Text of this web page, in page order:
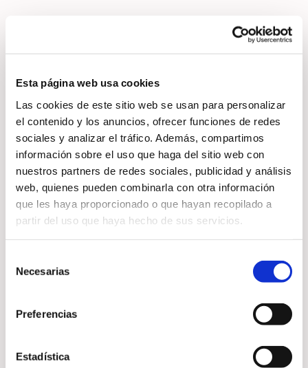
Esta página web usa cookies
Las cookies de este sitio web se usan para personalizar
el contenido y los anuncios, ofrecer funciones de redes
sociales y analizar el tráfico. Además, compartimos
información sobre el uso que haga del sitio web con
nuestros partners de redes sociales, publicidad y análisis
web, quienes pueden combinarla con otra información
que les haya proporcionado o que hayan recopilado a
partir del uso que haya hecho de sus servicios.
Necesarias
Preferencias
Estadística
Energía, autoestima y atracción
La forma en que nos sentimos
influye en cómo nos perciben los
demás. El Reiki ayuda a:
Elevar la vibración personal
Fortalecer la autoestima
Favorecer relaciones más
Potenciar el magnetismo y la
confianza